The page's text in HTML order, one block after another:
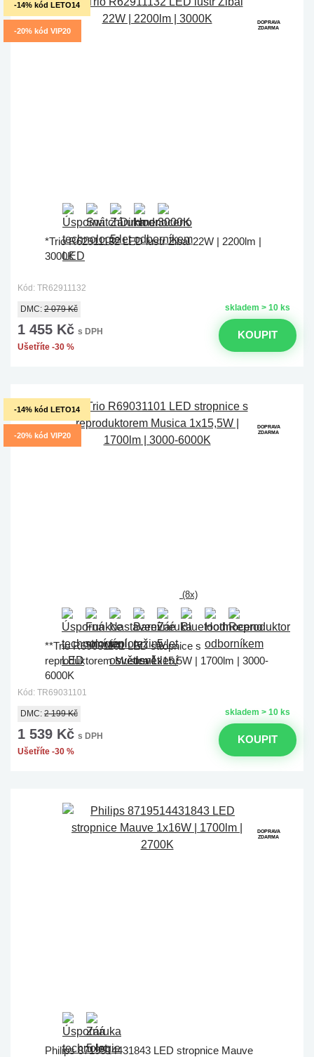
-14% kód LETO14
-20% kód VIP20
DOPRAVA
ZDARMA
*Trio R62911132 LED lustr Zibal 22W | 2200lm |
3000K
Kód: TR62911132
skladem > 10 ks
DMC: 2 079 Kč
1 455 Kč s DPH
Ušetříte -30 %
KOUPIT
-14% kód LETO14
-20% kód VIP20
DOPRAVA
ZDARMA
(8x)
**Trio R69031101 LED stropnice s
reproduktorem Musica 1x15,5W | 1700lm | 3000-
6000K
Kód: TR69031101
skladem > 10 ks
DMC: 2 199 Kč
1 539 Kč s DPH
Ušetříte -30 %
KOUPIT
DOPRAVA
ZDARMA
Philips 8719514431843 LED stropnice Mauve